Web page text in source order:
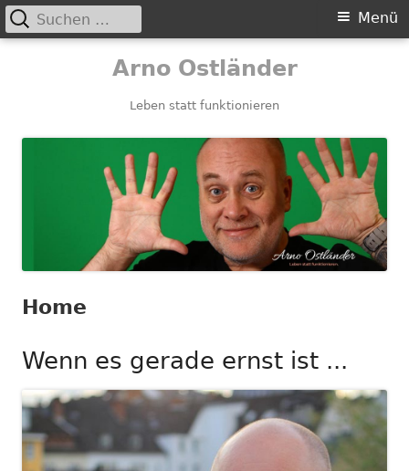
Arno Ostländer
Leben statt funktionieren
Primäres
Menü
Suchen
nach:
Home
Wenn es gerade ernst ist ...